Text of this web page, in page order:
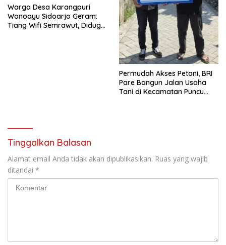
Warga Desa Karangpuri
Wonoayu Sidoarjo Geram:
Tiang Wifi Semrawut, Diduga
Permudah Akses Petani, BRI
Pare Bangun Jalan Usaha
Tani di Kecamatan Puncu
Tinggalkan Balasan
Alamat email Anda tidak akan dipublikasikan. Ruas yang wajib
ditandai *